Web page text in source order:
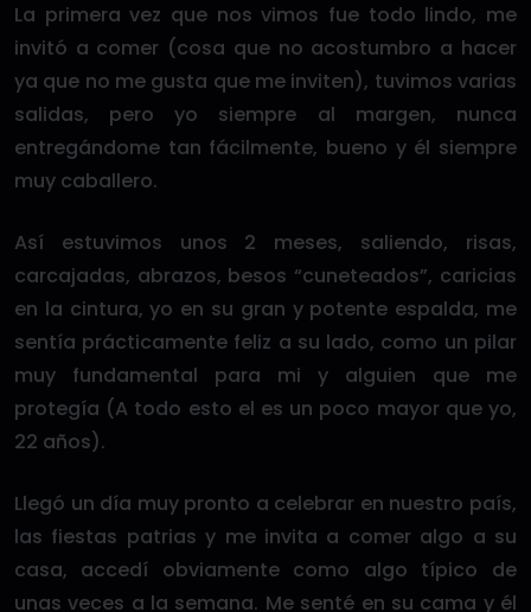
La primera vez que nos vimos fue todo lindo, me
invitó a comer (cosa que no acostumbro a hacer
ya que no me gusta que me inviten), tuvimos varias
salidas, pero yo siempre al margen, nunca
entregándome tan fácilmente, bueno y él siempre
muy caballero.
Así estuvimos unos 2 meses, saliendo, risas,
carcajadas, abrazos, besos “cuneteados”, caricias
en la cintura, yo en su gran y potente espalda, me
sentía prácticamente feliz a su lado, como un pilar
muy fundamental para mi y alguien que me
protegía (A todo esto el es un poco mayor que yo,
22 años).
Llegó un día muy pronto a celebrar en nuestro país,
las fiestas patrias y me invita a comer algo a su
casa, accedí obviamente como algo típico de
unas veces a la semana. Me senté en su cama y él